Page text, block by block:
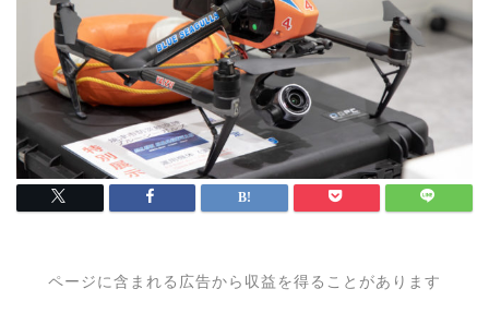
ページに含まれる広告から収益を得ることがあります